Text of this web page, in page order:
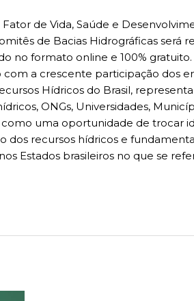
de Vida, Saúde e
de Bacias Hidrográficas será
no formato online e 100% gratuito.
com a crescente participação dos
Hídricos do Brasil,
ONGs, Universidades,
uma oportunidade de trocar
dos recursos hídricos e
Estados brasileiros no que se